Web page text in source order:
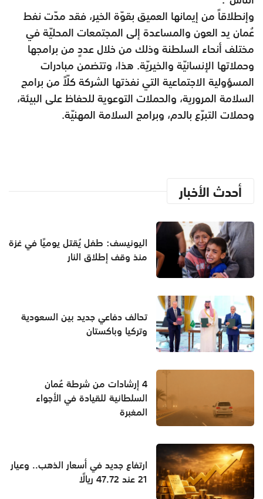
وإنطلاقاً من إيمانها العميق بقوّة الخير، فقد مدّت نفط
عُمان يد العون والمساعدة إلى المجتمعات المحليّة في
مختلف أنحاء السلطنة وذلك من خلال عددٍ من برامجها
وحملاتها الإنسانيّة والخيريّة. هذا، وتتضمن مبادرات
المسؤولية الاجتماعية التي نفذتها الشركة كلّاً من برامج
السلامة المرورية، والحملات التوعوية للحفاظ على البيئة،
وحملات التبرّع بالدم، وبرامج السلامة المهنيّة.
أحدث الأخبار
اليونيسف: طفل يُقتل يوميًا في غزة
منذ وقف إطلاق النار
تحالف دفاعي جديد بين السعودية
وتركيا وباكستان
4 إرشادات من شرطة عُمان
السلطانية للقيادة في الأجواء
المغبرة
ارتفاع جديد في أسعار الذهب.. وعيار
21 عند 47.72 ريالًا